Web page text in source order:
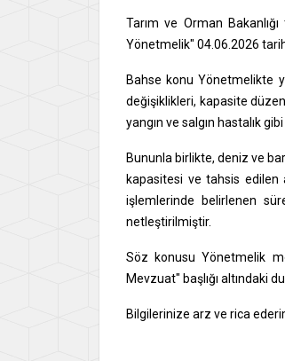
Tarım ve Orman
Yönetmelik" 04.06.2026
Bahse konu Yönetmelikte
değişiklikleri, kapasite
yangın ve salgın hastalık
Bununla birlikte, deniz ve
kapasitesi ve tahsis edilen
işlemlerinde belirlenen
netleştirilmiştir.
Söz konusu Yönetmelik
Mevzuat" başlığı altındaki
Bilgilerinize arz ve rica